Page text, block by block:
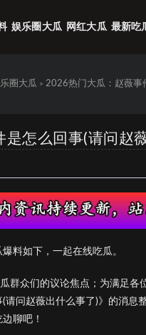
娱乐圈大瓜 网红大瓜 最新吃
圈大瓜 > 2026热门大瓜：赵薇事
怎么回事(请问赵
料如下，一起在线吃瓜。
群众们的议论焦点；为满足
(请问赵薇出什么事了)》的消息
聊吧！